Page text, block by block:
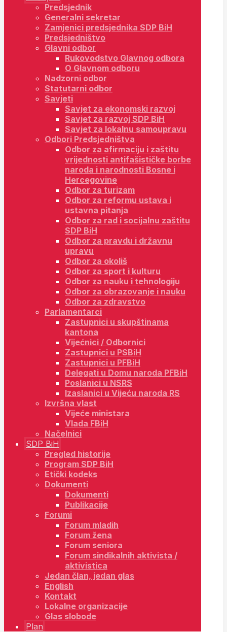
Predsjednik
Generalni sekretar
Zamjenici predsjednika SDP BiH
Predsjedništvo
Glavni odbor
Rukovodstvo Glavnog odbora
O Glavnom odboru
Nadzorni odbor
Statutarni odbor
Savjeti
Savjet za ekonomski razvoj
Savjet za razvoj SDP BiH
Savjet za lokalnu samoupravu
Odbori Predsjedništva
Odbor za afirmaciju i zaštitu
vrijednosti antifašističke borbe
naroda i narodnosti Bosne i
Hercegovine
Odbor za turizam
Odbor za reformu ustava i
ustavna pitanja
Odbor za rad i socijalnu zaštitu
SDP BiH
Odbor za pravdu i državnu
upravu
Odbor za okoliš
Odbor za sport i kulturu
Odbor za nauku i tehnologiju
Odbor za obrazovanje i nauku
Odbor za zdravstvo
Parlamentarci
Zastupnici u skupštinama
kantona
Vijećnici / Odbornici
Zastupnici u PSBiH
Zastupnici u PFBiH
Delegati u Domu naroda PFBiH
Poslanici u NSRS
Izaslanici u Vijeću naroda RS
Izvršna vlast
Vijeće ministara
Vlada FBiH
Načelnici
SDP BiH
Pregled historije
Program SDP BiH
Etički kodeks
Dokumenti
Dokumenti
Publikacije
Forumi
Forum mladih
Forum žena
Forum seniora
Forum sindikalnih aktivista /
aktivistica
Jedan član, jedan glas
English
Kontakt
Lokalne organizacije
Glas slobode
Plan